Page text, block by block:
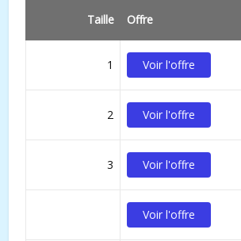
Taille Offre
1 Voir l'offre
2 Voir l'offre
3 Voir l'offre
Voir l'offre